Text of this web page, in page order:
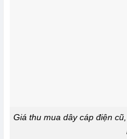
Giá thu mua dây cáp điện